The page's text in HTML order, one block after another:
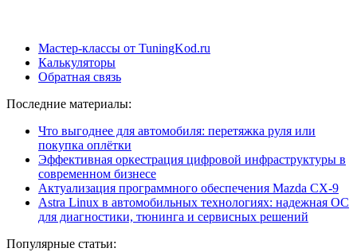
Мастер-классы от TuningKod.ru
Калькуляторы
Обратная связь
Последние материалы:
Что выгоднее для автомобиля: перетяжка руля или
покупка оплётки
Эффективная оркестрация цифровой инфраструктуры в
современном бизнесе
Актуализация программного обеспечения Mazda CX-9
Astra Linux в автомобильных технологиях: надежная ОС
для диагностики, тюнинга и сервисных решений
Популярные статьи: